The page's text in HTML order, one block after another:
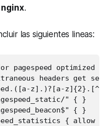
nginx.
las siguientes lineas:
pagespeed optimized
headers get set.
z].)?[a-
" { }
{ }
{ allow